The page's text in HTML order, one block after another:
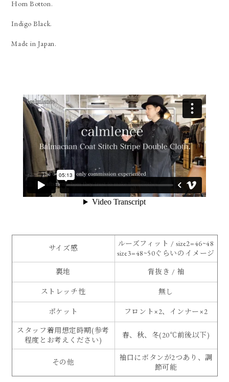
Horn Botton.
Indigo Black.
Made in Japan.
サイズ感
ルーズフィット / size2=46~48
size3=48~50ぐらいのイメージ
裏地
背抜き / 袖
ストレッチ性 無し
ポケット フロント×2、インナー×2
スタッフ着用想定時期(参考
程度とお考えください)
春、秋、冬(20℃前後以下)
その他
袖口にボタンが2つあり、調
節可能